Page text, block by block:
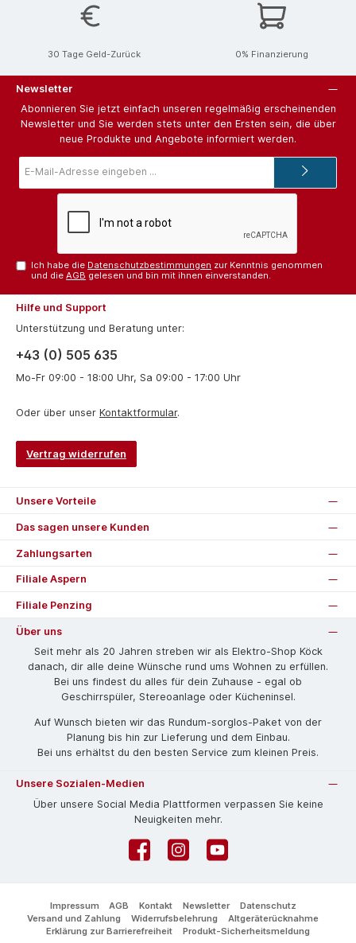
30 Tage Geld-Zurück 0% Finanzierung
Newsletter
Abonnieren Sie jetzt einfach unseren regelmäßig erscheinenden
Newsletter und Sie werden stets unter den Ersten sein, die über
neue Produkte und Angebote informiert werden.
Mail-
Ich habe die Datenschutzbestimmungen zur Kenntnis genommen
und dieAGB gelesen und bin mit ihnen einverstanden.
Hilfe und Support
Unterstützung und Beratung unter:
+43 (0) 505 635
Mo-Fr 09:00 - 18:00 Uhr, Sa 09:00 - 17:00 Uhr
Oder über unser Kontaktformular.
Vertrag widerrufen
Unsere Vorteile
Das sagen unsere Kunden
Zahlungsarten
Filiale Aspern
Filiale Penzing
Über uns
Seit mehr als 20 Jahren streben wir als Elektro-Shop Köck
danach, dir alle deine Wünsche rund ums Wohnen zu erfüllen.
Bei uns findest du alles für dein Zuhause - egal ob
Geschirrspüler, Stereoanlage oder Kücheninsel.
Auf Wunsch bieten wir das Rund­um-sorg­los-Pa­ket von der
Planung bis hin zur Lieferung und dem Einbau.
Bei uns erhältst du den besten Service zum kleinen Preis.
Unsere Sozialen-Medien
Über unsere Social Media Plattformen verpassen Sie keine
Neuigkeiten mehr.
FacebookInstagramYouTube
Impressum AGB Kontakt Newsletter
Datenschutz
Versand und Zahlung
Widerrufsbelehrung
Altgeräterücknahme
Erklärung zur Barrierefreiheit
Produkt-Sicherheitsmeldung